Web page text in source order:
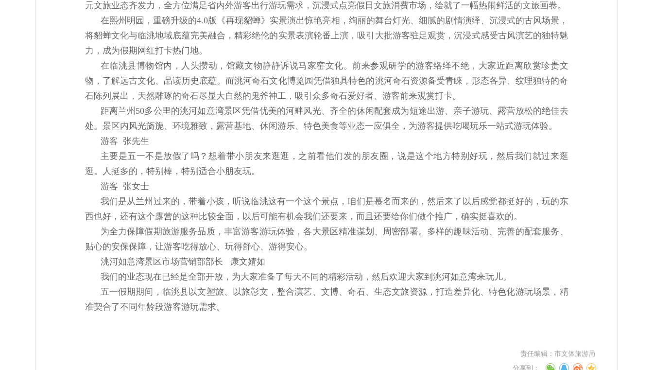
元文旅业态齐发力，全方位满足省内外游客出行游玩需求，沉浸式点亮假日文旅消费市场，绘就了一幅热闹鲜活的文旅画卷。
在熙州明园，重磅升级的4.0版《再现貂蝉》实景演出惊艳亮相，绚丽的舞台灯光、细腻的剧情演绎、沉浸式的古风场景，
将貂蝉文化与临洮地域底蕴完美融合，精彩绝伦的实景表演轮番上演，吸引大批游客驻足观赏，沉浸式感受古风演艺的独特魅
力，成为假期网红打卡热门地。
在临洮县博物馆内，人头攒动，馆藏文物静静诉说马家窑文化。前来参观研学的游客络绎不绝，大家近距离欣赏珍贵文
物，了解远古文化、品读历史底蕴。而洮河奇石文化博览园凭借独具特色的洮河奇石资源备受青睐，形态各异、纹理独特的奇
石陈列展出，天然雕琢的奇石尽显大自然的鬼斧神工，吸引众多奇石爱好者、游客前来观赏打卡。
距离兰州50多公里的洮河如意湾景区凭借优美的河畔风光、齐全的休闲配套成为短途出游、亲子游玩、露营放松的绝佳去
处。景区内风光旖旎、环境雅致，露营基地、休闲游乐、特色美食等业态一应俱全，为游客提供吃喝玩乐一站式游玩体验。
游客 张先生
主要是五一不是放假了吗？想着带小朋友来逛逛，之前看他们发的朋友圈，说是这个地方特别好玩，然后我们就过来逛
逛。人挺多的，特别棒，特别适合小朋友玩。
游客 张女士
我们是从兰州过来的，带着小孩，听说临洮这有一个这个景点，咱们是慕名而来的，然后来了以后感觉都挺好的，玩的东
西也好，还有这个露营的这种比较全面，以后可能有机会我们还要来，而且还要给你们做个推广，确实挺喜欢的。
为全力保障假期旅游服务品质，丰富游客游玩体验，各大景区精准谋划、周密部署。多样的趣味活动、完善的配套服务、
贴心的安保保障，让游客吃得放心、玩得舒心、游得安心。
洮河如意湾景区市场营销部部长 康文婧如
我们的业态现在已经是全部开放，为大家准备了每天不同的精彩活动，然后欢迎大家到洮河如意湾来玩儿。
五一假期期间，临洮县以文塑旅、以旅彰文，整合演艺、文博、奇石、生态文旅资源，打造差异化、特色化游玩场景，精
准契合了不同年龄段游客游玩需求。
责任编辑： 市文体旅游局
分享到：